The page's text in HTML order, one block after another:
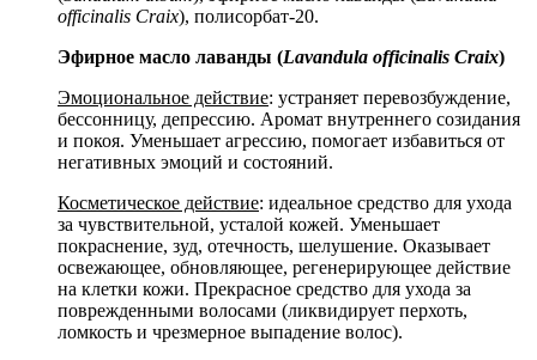
officinalis Craix), полисорбат-20.
Эфирное масло лаванды (Lavandula officinalis Craix)
Эмоциональное действие: устраняет перевозбуждение,
бессонницу, депрессию. Аромат внутреннего созидания
и покоя. Уменьшает агрессию, помогает избавиться от
негативных эмоций и состояний.
Косметическое действие: идеальное средство для ухода
за чувствительной, усталой кожей. Уменьшает
покраснение, зуд, отечность, шелушение. Оказывает
освежающее, обновляющее, регенерирующее действие
на клетки кожи. Прекрасное средство для ухода за
поврежденными волосами (ликвидирует перхоть,
ломкость и чрезмерное выпадение волос).